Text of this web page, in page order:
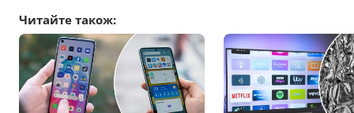
Читайте також: